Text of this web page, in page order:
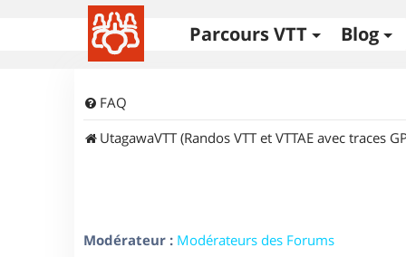
Parcours VTT Blog
FAQ
UtagawaVTT (Randos VTT et VTTAE avec traces
Modérateur : Modérateurs des Forums